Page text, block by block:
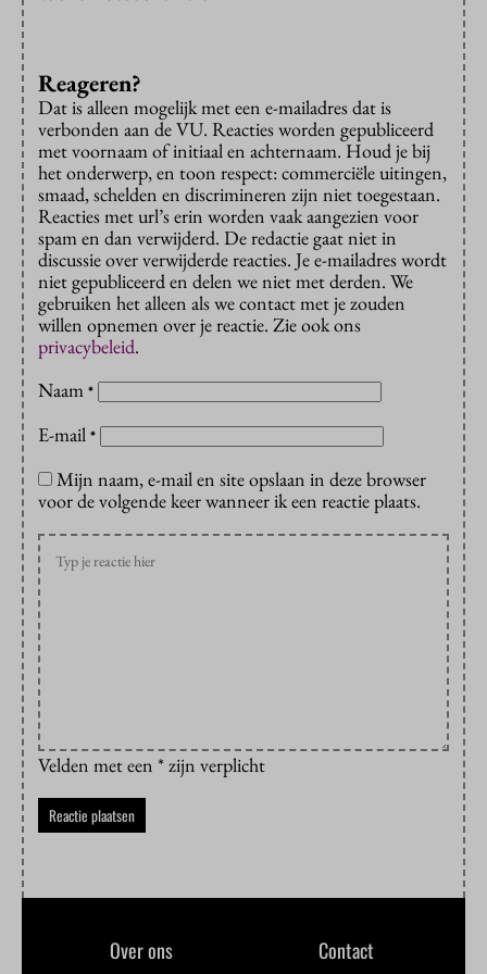
Reageren?
Dat is alleen mogelijk met een e-mailadres dat is
verbonden aan de VU. Reacties worden gepubliceerd
met voornaam of initiaal en achternaam. Houd je bij
het onderwerp, en toon respect: commerciële uitingen,
smaad, schelden en discrimineren zijn niet toegestaan.
Reacties met url’s erin worden vaak aangezien voor
spam en dan verwijderd. De redactie gaat niet in
discussie over verwijderde reacties. Je e-mailadres wordt
niet gepubliceerd en delen we niet met derden. We
gebruiken het alleen als we contact met je zouden
willen opnemen over je reactie. Zie ook ons
privacybeleid.
Naam *
E-mail *
Mijn naam, e-mail en site opslaan in deze browser
voor de volgende keer wanneer ik een reactie plaats.
Velden met een * zijn verplicht
Over ons Contact